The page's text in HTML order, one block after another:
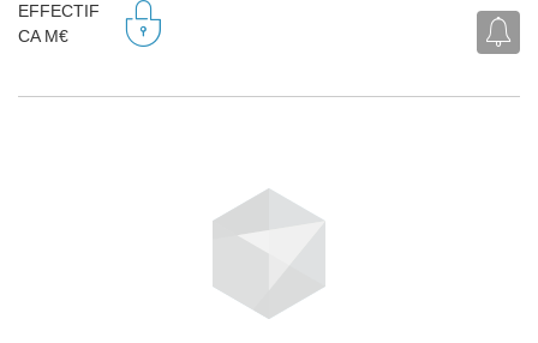
EFFECTIF
CA M€